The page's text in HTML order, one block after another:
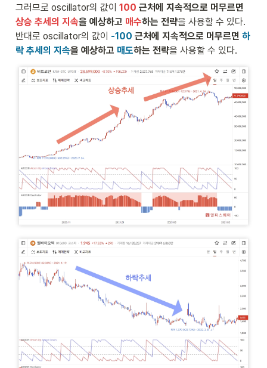
그러므로 oscillator의 값이 100
상승 추세의 지속을 예상하고 매수하는 전략을 사용할 수 있다.
반대로 oscillator의 값이 -100 근처에 지속적으로 머무르면 하
락 추세의 지속을 예상하고 매도하는 전략을 사용할 수 있다.